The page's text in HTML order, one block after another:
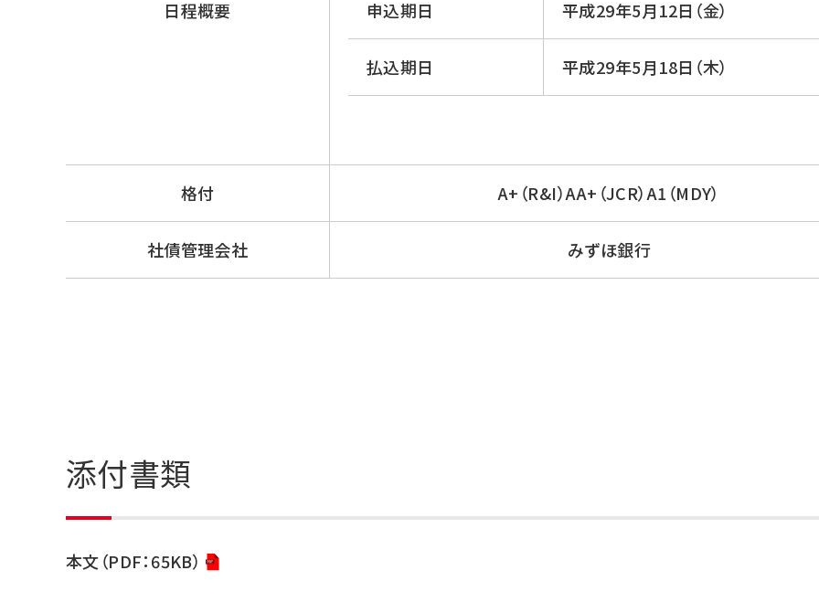
日程概要 申込期日 平成29年5月12日（金）
払込期日 平成29年5月18日（木）
格付 A+（R&I）AA+（JCR）A1（MDY）
社債管理会社 みずほ銀行
添付書類
本文（PDF：65KB）